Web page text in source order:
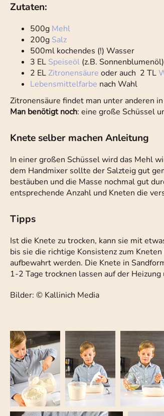
Zutaten:
500g Mehl
200g Salz
500ml kochendes (!) Wasser
3 EL Speiseöl (z.B. Sonnenblumenöl)
2 EL Zitronensäure oder auch 2 TL
Lebensmittelfarbe nach Wahl
Zitronensäure findet man unter anderen
Man benötigt noch: eine große Schüssel
Knete selber machen Anleitung
In einer großen Schüssel wird das Mehl
dem Handmixer sollte der Salzteig gut
bestäuben und die Masse nochmal gut
entsprechende Anzahl und Kneten die
Tipps
Ist die Knete zu trocken, kann sie mit
bis sie die richtige Konsistenz zum
aufbewahrt werden. Die Knete in
1-2 Tage trocknen lassen auf der
Bilder: © Kallinich Media